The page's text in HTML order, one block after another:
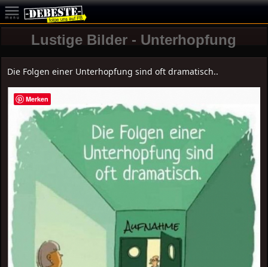
Lustige Bilder - Unterhopfung
Die Folgen einer Unterhopfung sind oft dramatisch..
Merken